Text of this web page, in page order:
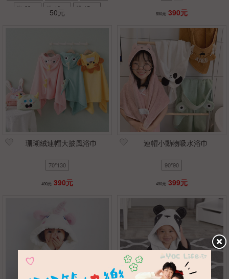
咖-23cm
粉-13cm
粉-15cm
四件套-1.5m
黑-M(100-110)
黑-L(110-125)
黑-XXL(140-155)
咖啡熊-M(1-3歲)
麋鹿-M(1-3歲)
白(1-3歲)
藏青(52-54cm)
粉(48-54cm)
米(48-52cm)
寶藍(50-54cm)
金-F
銀-F
貓咪-黃
飛機-紅
小羊-36cm
50元 590元 390元
珊瑚絨連帽大披風浴巾
70*130
490元 390元
連帽小動物吸水浴巾
90*90
490元 399元